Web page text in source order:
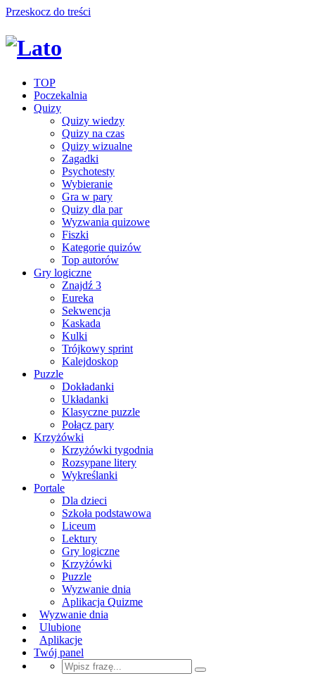
Przeskocz do treści
TOP
Poczekalnia
Quizy
Quizy wiedzy
Quizy na czas
Quizy wizualne
Zagadki
Psychotesty
Wybieranie
Gra w pary
Quizy dla par
Wyzwania quizowe
Fiszki
Kategorie quizów
Top autorów
Gry logiczne
Znajdź 3
Eureka
Sekwencja
Kaskada
Kulki
Trójkowy sprint
Kalejdoskop
Puzzle
Dokładanki
Układanki
Klasyczne puzzle
Połącz pary
Krzyżówki
Krzyżówki tygodnia
Rozsypane litery
Wykreślanki
Portale
Dla dzieci
Szkoła podstawowa
Liceum
Lektury
Gry logiczne
Krzyżówki
Puzzle
Wyzwanie dnia
Aplikacja Quizme
Wyzwanie dnia
Ulubione
Aplikacje
Twój panel